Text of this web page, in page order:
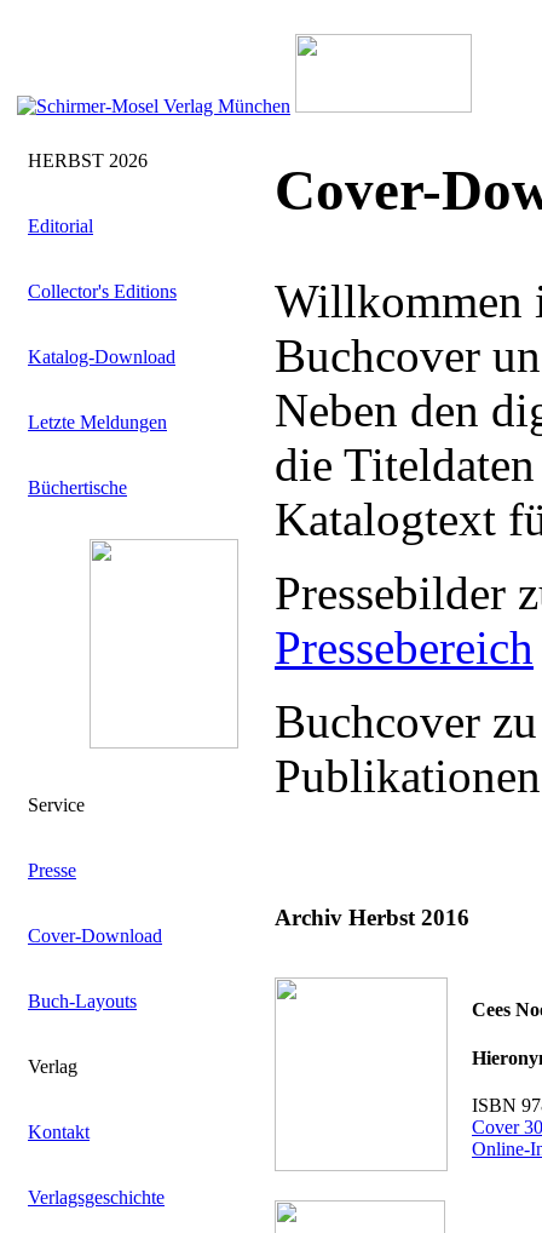
HERBST 2026
Editorial
Collector's Editions
Katalog-Download
Letzte Meldungen
Büchertische
Service
Presse
Cover-Download
Buch-Layouts
Verlag
Kontakt
Verlagsgeschichte
Cover-
Willkommen
Buchcover
Neben den
die
Katalogtext
Pressebilder
Pressebereich
Buchcover
Archiv Herbst 2016
Cees
ISBN
Cover
Online-I